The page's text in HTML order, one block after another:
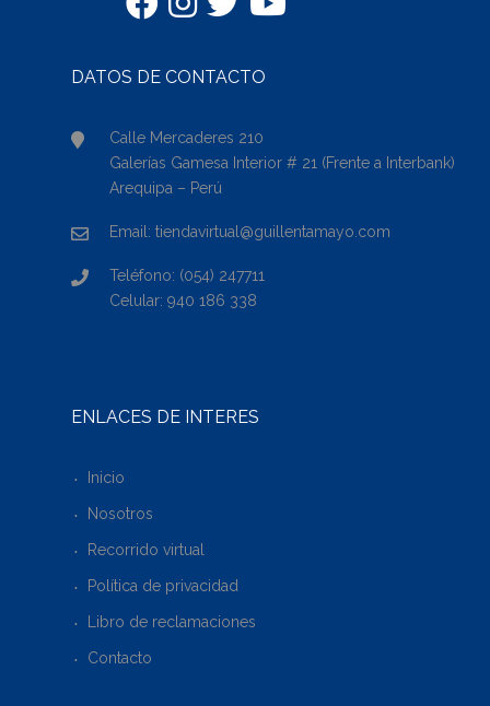
DATOS DE CONTACTO
Calle Mercaderes 210
Galerías Gamesa Interior # 21 (Frente a Interbank)
Arequipa – Perú
Email: tiendavirtual@guillentamayo.com
Teléfono: (054) 247711
Celular: 940 186 338
ENLACES DE INTERÉS
Inicio
Nosotros
Recorrido virtual
Política de privacidad
Libro de reclamaciones
Contacto